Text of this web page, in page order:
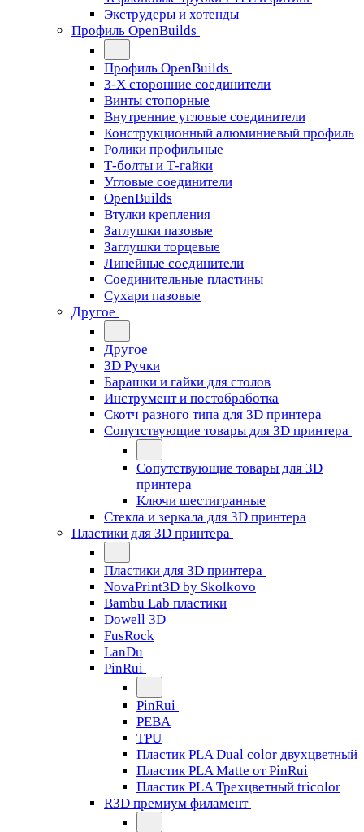
Экструдеры и хотенды
Профиль OpenBuilds
Профиль OpenBuilds
3-Х сторонние соединители
Винты стопорные
Внутренние угловые соединители
Конструкционный алюминиевый профиль
Ролики профильные
Т-болты и Т-гайки
Угловые соединители
OpenBuilds
Втулки крепления
Заглушки пазовые
Заглушки торцевые
Линейные соединители
Соединительные пластины
Сухари пазовые
Другое
Другое
3D Ручки
Барашки и гайки для столов
Инструмент и постобработка
Скотч разного типа для 3D принтера
Сопутствующие товары для 3D принтера
Сопутствующие товары для 3D
принтера
Ключи шестигранные
Стекла и зеркала для 3D принтера
Пластики для 3D принтера
Пластики для 3D принтера
NovaPrint3D by Skolkovo
Bambu Lab пластики
Dowell 3D
FusRock
LanDu
PinRui
PinRui
PEBA
TPU
Пластик PLA Dual color двухцветный
Пластик PLA Matte от PinRui
Пластик PLA Трехцветный tricolor
R3D премиум филамент